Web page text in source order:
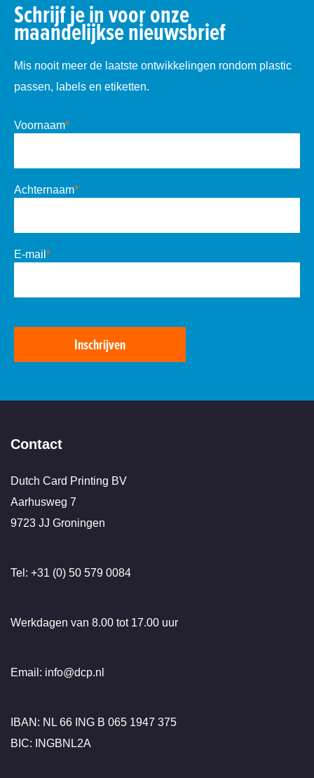
Schrijf je in voor onze
maandelijkse nieuwsbrief
Mis nooit meer de laatste ontwikkelingen rondom plastic
passen, labels en etiketten.
Voornaam*
Achternaam*
E-mail *
Inschrijven
Contact
Dutch Card Printing BV
Aarhusweg 7
9723 JJ Groningen
Tel: +31 (0) 50 579 0084
Werkdagen van 8.00 tot 17.00 uur
Email: info@dcp.nl
IBAN: NL 66 ING B 065 1947 375
BIC: INGBNL2A